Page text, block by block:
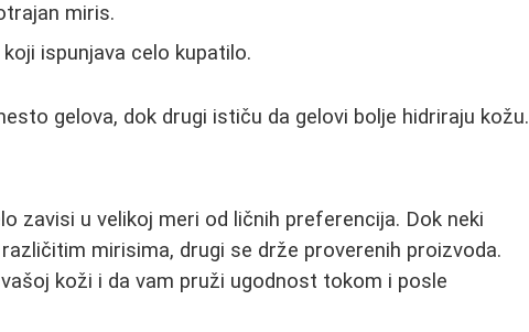
miris.
ispunjava celo kupatilo.
gelova, dok drugi ističu da gelovi bolje hidriraju kožu.
zavisi u velikoj meri od ličnih preferencija. Dok neki
mirisima, drugi se drže proverenih proizvoda.
koži i da vam pruži ugodnost tokom i posle